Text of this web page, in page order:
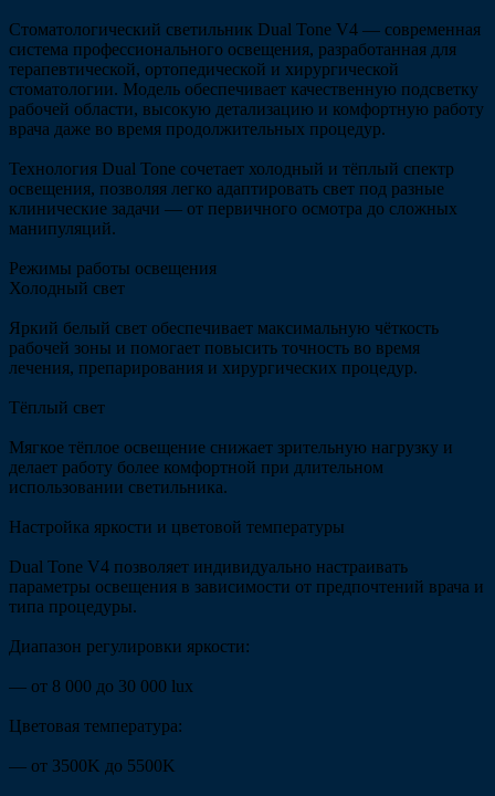
Стоматологический светильник Dual Tone V4 — современная
система профессионального освещения, разработанная для
терапевтической, ортопедической и хирургической
стоматологии. Модель обеспечивает качественную подсветку
рабочей области, высокую детализацию и комфортную работу
врача даже во время продолжительных процедур.
Технология Dual Tone сочетает холодный и тёплый спектр
освещения, позволяя легко адаптировать свет под разные
клинические задачи — от первичного осмотра до сложных
манипуляций.
Режимы работы освещения
Холодный свет
Яркий белый свет обеспечивает максимальную чёткость
рабочей зоны и помогает повысить точность во время
лечения, препарирования и хирургических процедур.
Тёплый свет
Мягкое тёплое освещение снижает зрительную нагрузку и
делает работу более комфортной при длительном
использовании светильника.
Настройка яркости и цветовой температуры
Dual Tone V4 позволяет индивидуально настраивать
параметры освещения в зависимости от предпочтений врача и
типа процедуры.
Диапазон регулировки яркости:
— от 8 000 до 30 000 lux
Цветовая температура:
— от 3500K до 5500K